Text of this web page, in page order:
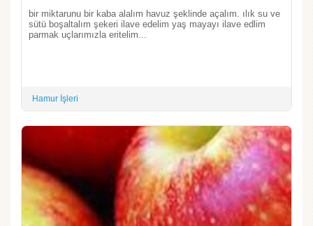
bir miktarunu bir kaba alalım havuz şeklinde açalım. ılık su ve
sütü boşaltalım şekeri ilave edelim yaş mayayı ilave edlim
parmak uçlarımızla eritelim...
Hamur İşleri